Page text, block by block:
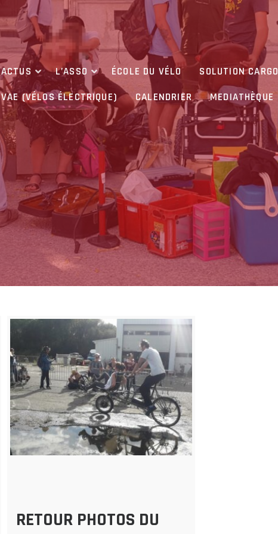
ACTUS L’ASSO ÉCOLE DU VÉLO SOLUTION CARGO
VAE (VÉLOS ÉLECTRIQUE)
CALENDRIER MEDIATHÈQUE
RETOUR PHOTOS DU